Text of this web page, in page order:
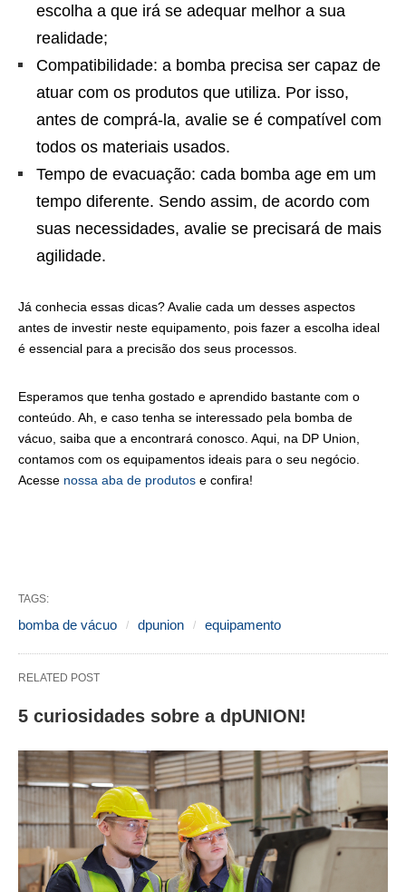
escolha a que irá se adequar melhor a sua
realidade;
Compatibilidade: a bomba precisa ser capaz de
atuar com os produtos que utiliza. Por isso,
antes de comprá-la, avalie se é compatível com
todos os materiais usados.
Tempo de evacuação: cada bomba age em um
tempo diferente. Sendo assim, de acordo com
suas necessidades, avalie se precisará de mais
agilidade.
Já conhecia essas dicas? Avalie cada um desses aspectos
antes de investir neste equipamento, pois fazer a escolha ideal
é essencial para a precisão dos seus processos.
Esperamos que tenha gostado e aprendido bastante com o
conteúdo. Ah, e caso tenha se interessado pela bomba de
vácuo, saiba que a encontrará conosco. Aqui, na DP Union,
contamos com os equipamentos ideais para o seu negócio.
Acesse nossa aba de produtos e confira!
TAGS:
bomba de vácuo dpunion equipamento
RELATED POST
5 curiosidades sobre a dpUNION!